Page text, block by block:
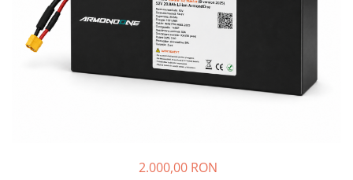
Contact cu cheie
https://www.doctortrotineta.ro/frane
Discuri frana
Placute de frana
2.000,00 RON